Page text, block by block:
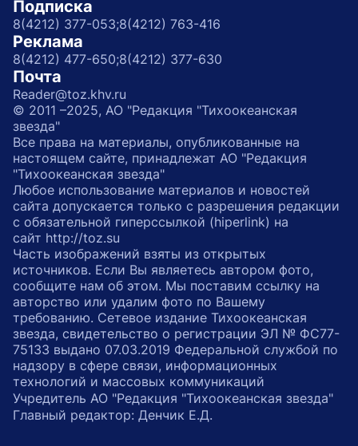
Подписка
8(4212) 377-053;8(4212) 763-416
Реклама
8(4212) 477-650;8(4212) 377-630
Почта
Reader@toz.khv.ru
© 2011 –2025, АО "Редакция "Тихоокеанская
звезда"
Все права на материалы, опубликованные на
настоящем сайте, принадлежат АО "Редакция
"Тихоокеанская звезда"
Любое использование материалов и новостей
сайта допускается только с разрешения редакции
с обязательной гиперссылкой (hiperlink) на
сайт http://toz.su
Часть изображений взяты из открытых
источников. Если Вы являетесь автором фото,
сообщите нам об этом. Мы поставим ссылку на
авторство или удалим фото по Вашему
требованию. Сетевое издание Тихоокеанская
звезда, свидетельство о регистрации ЭЛ № ФС77-
75133 выдано 07.03.2019 Федеральной службой по
надзору в сфере связи, информационных
технологий и массовых коммуникаций
Учредитель АО "Редакция "Тихоокеанская звезда"
Главный редактор: Денчик Е.Д.